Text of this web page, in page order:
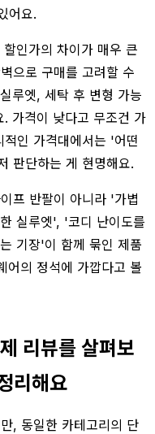
어요.
인가의 차이가 매우 큰
으로 구매를 고려할 수
루엣, 세탁 후 변형 가능
가격이 낮다고 무조건 가
인 가격대에서는 '어떤
판단하는 게 현명해요.
프 반팔이 아니라 '가볍
실루엣', '코디 난이도를
기장'이 함께 묶인 제품
어의 정석에 가깝다고 볼
리뷰를 살펴보
리해요
, 동일한 카테고리의 단